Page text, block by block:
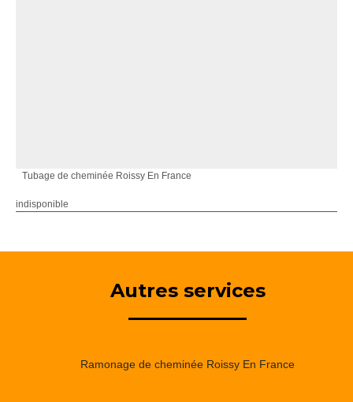
Tubage de cheminée Roissy En France
indisponible
Autres services
Ramonage de cheminée Roissy En France